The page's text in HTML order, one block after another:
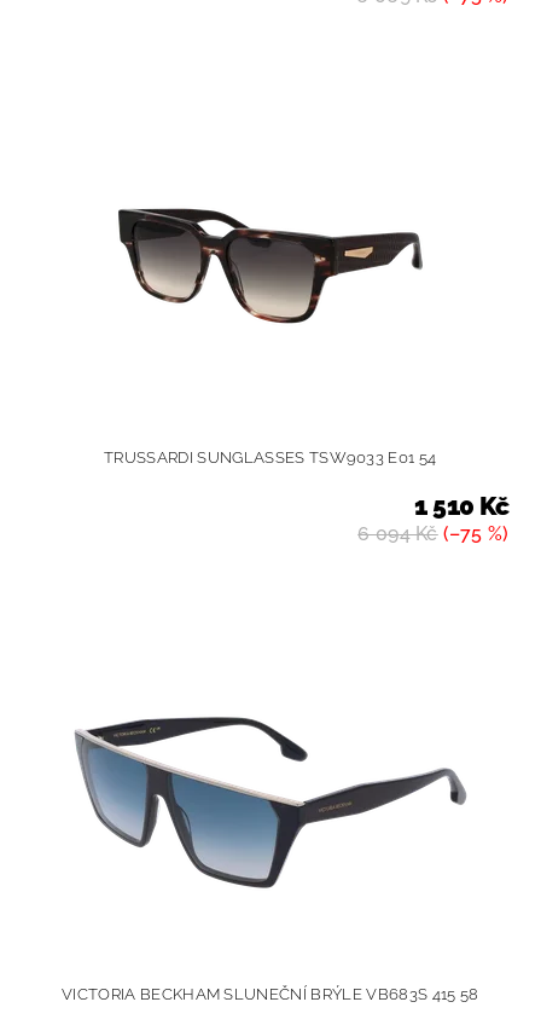
TRUSSARDI SUNGLASSES TSW9033 E01 54
6 094 Kč(–75 %)
1 510 Kč
VICTORIA BECKHAM SLUNEČNÍ BRÝLE VB683S 415 58